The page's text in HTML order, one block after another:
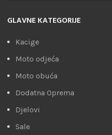
GLAVNE KATEGORIJE
Kacige
Moto odjeća
Moto obuća
Dodatna Oprema
Djelovi
Sale